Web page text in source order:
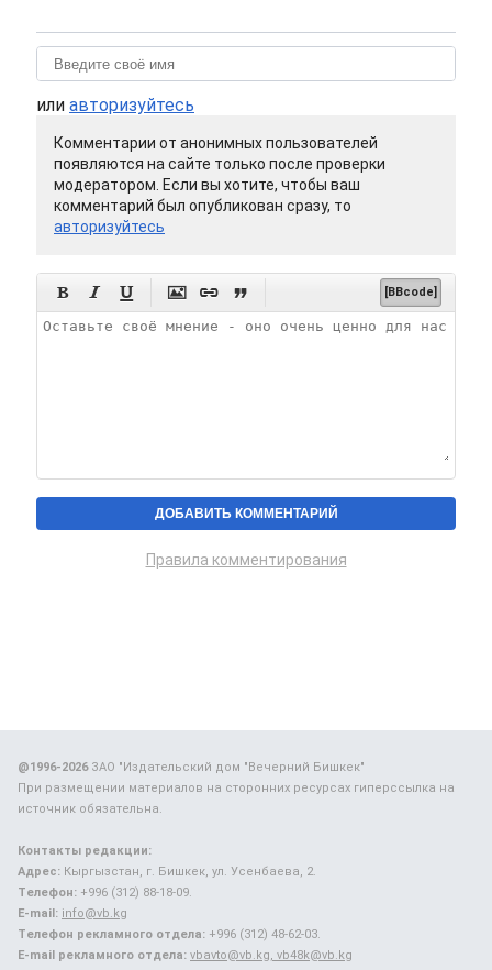
или авторизуйтесь
Комментарии от анонимных пользователей
появляются на сайте только после проверки
модератором. Если вы хотите, чтобы ваш
комментарий был опубликован сразу, то
авторизуйтесь
      [BBcode]
Правила комментирования
@1996-2026ЗАО "Издательский дом "Вечерний Бишкек"
При размещении материалов на сторонних ресурсах гиперссылка на
источник обязательна.
Контакты редакции:
Адрес: Кыргызстан, г. Бишкек, ул. Усенбаева, 2.
Телефон: +996 (312) 88-18-09.
E-mail: info@vb.kg
Телефон рекламного отдела: +996 (312) 48-62-03.
E-mail рекламного отдела: vbavto@vb.kg, vb48k@vb.kg